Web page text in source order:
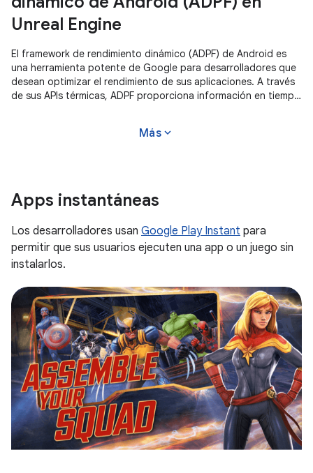
Unreal Engine
El framework de rendimiento dinámico (ADPF) de Android es
una herramienta potente de Google para desarrolladores que
desean optimizar el rendimiento de sus aplicaciones. A través
de sus APIs térmicas, ADPF proporciona información en tiempo
Más expand_more
Apps instantáneas
Los desarrolladores usan Google Play Instant para
permitir que sus usuarios ejecuten una app o un juego sin
instalarlos.